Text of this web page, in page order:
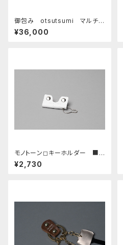
御包み otsutsumi マルチス
トラップ □ロロ シュリンク
ブラック・ブラック□
¥36,000
モノトーン◻︎キーホルダー ■
ホワイト■
¥2,730